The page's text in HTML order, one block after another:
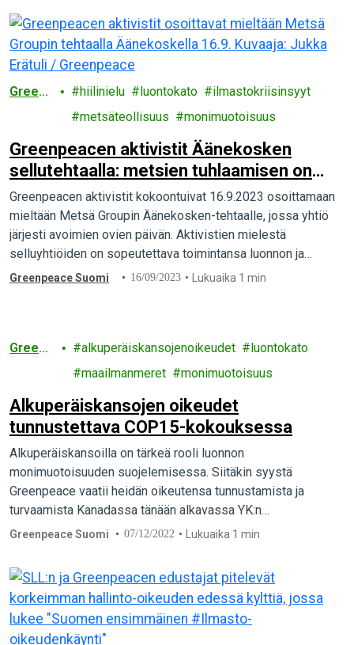
Greenp
hiilinielu luontokato
ilmastokriisinsyyt
metsäteollisuus
monimuotoisuus
Greenpeacen aktivistit Äänekosken
sellutehtaalla: metsien tuhlaamisen on
loputtava
Greenpeacen aktivistit kokoontuivat 16.9.2023 osoittamaan
mieltään Metsä Groupin Äänekosken-tehtaalle, jossa yhtiö
järjesti avoimien ovien päivän. Aktivistien mielestä
selluyhtiöiden on sopeutettava toimintansa luonnon ja
ilmaston rajoihin.
Greenpeace Suomi 16/09/2023 Lukuaika 1 min
Greenp
alkuperäiskansojenoikeudet
luontokato
maailmanmeret
monimuotoisuus
Alkuperäiskansojen oikeudet
tunnustettava COP15-kokouksessa
Alkuperäiskansoilla on tärkeä rooli luonnon
monimuotoisuuden suojelemisessa. Siitäkin syystä
Greenpeace vaatii heidän oikeutensa tunnustamista ja
turvaamista Kanadassa tänään alkavassa YK:n
luontokokouksessa (CBD COP15).
Greenpeace Suomi 07/12/2022 Lukuaika 1 min